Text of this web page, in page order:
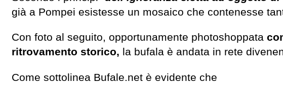
già a Pompei esistesse un mosaico che contenesse
Con foto al seguito, opportunamente photoshoppata
ritrovamento storico, la bufala è andata in rete
Come sottolinea Bufale.net è evidente che